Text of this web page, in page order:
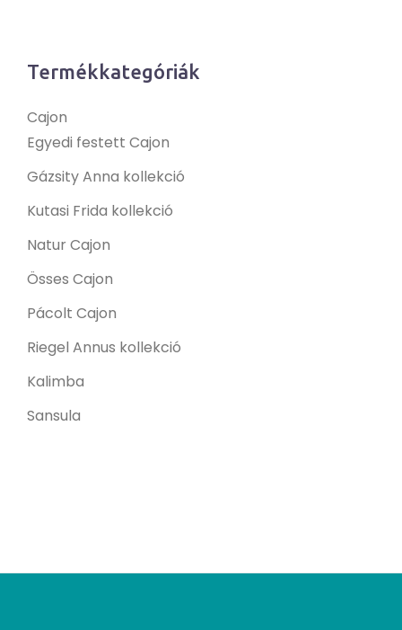
Termékkategóriák
Cajon
Egyedi festett Cajon
Gázsity Anna kollekció
Kutasi Frida kollekció
Natur Cajon
Össes Cajon
Pácolt Cajon
Riegel Annus kollekció
Kalimba
Sansula